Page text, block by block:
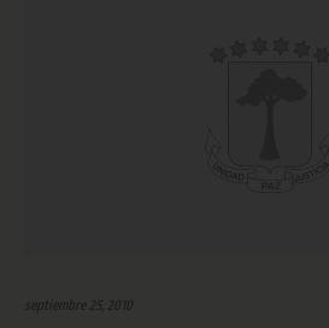
septiembre 25, 2010